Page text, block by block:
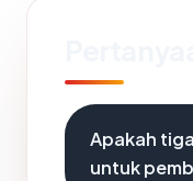
Apakah
untuk